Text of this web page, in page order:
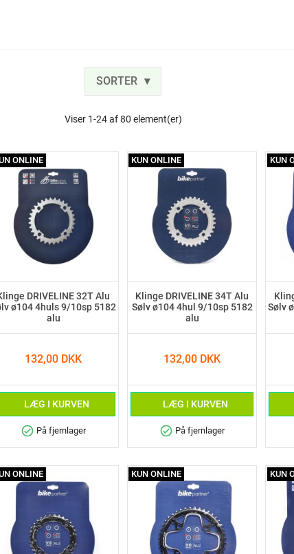
SORTER
Viser 1-24 af 80 element(er)
DRIVELINE 32T Alu
ø104 4huls 9/10sp 5182
alu
132,00 DKK
LÆG I KURVEN
check_circle På fjernlager
ONLINE
Klinge DRIVELINE 34T Alu
Sølv ø104 4hul 9/10sp 5182
alu
132,00 DKK
LÆG I KURVEN
check_circle På fjernlager
KUN ONLINE
Sølv
KUN
ONLINE KUN ONLINE KUN